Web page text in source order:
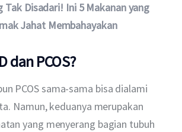
Tak Disadari! Ini 5 Makanan yang
Jahat Membahayakan
dan PCOS?
PCOS sama-sama bisa dialami
Namun, keduanya merupakan
yang menyerang bagian tubuh